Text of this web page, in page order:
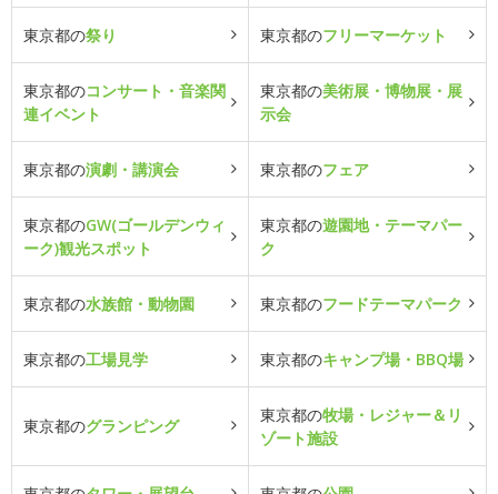
東京都の祭り 東京都のフリーマーケット
東京都のコンサート・音楽関
連イベント
東京都の美術展・博物展・展
示会
東京都の演劇・講演会 東京都のフェア
東京都のGW(ゴールデンウィ
ーク)観光スポット
東京都の遊園地・テーマパー
ク
東京都の水族館・動物園 東京都のフードテーマパーク
東京都の工場見学 東京都のキャンプ場・BBQ場
東京都のグランピング
東京都の牧場・レジャー＆リ
ゾート施設